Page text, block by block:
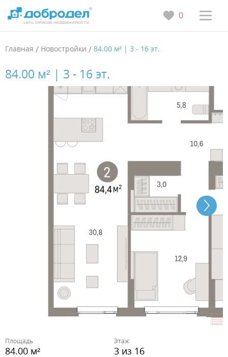
0
Главная / Новостройки / 84.00 м² | 3 - 16 эт.
84.00 м² | 3 - 16 эт.
Площадь
84.00 м²
Этаж
3 из 16